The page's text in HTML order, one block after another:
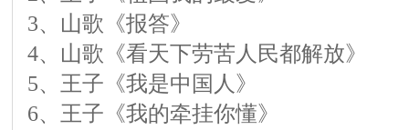
3、山歌《报答》
4、山歌《看天下劳苦人民都解放》
5、王子《我是中国人》
6、王子《我的牵挂你懂》